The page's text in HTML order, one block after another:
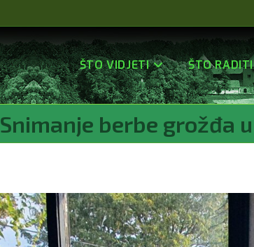
ŠTO VIDJETI ŠTO RADITI
Snimanje berbe grožđa